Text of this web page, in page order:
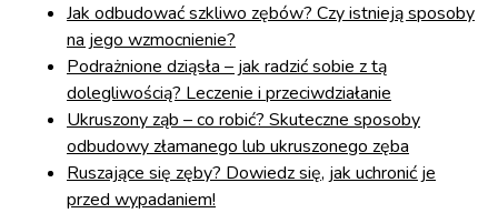
Jak odbudować szkliwo zębów? Czy istnieją sposoby
na jego wzmocnienie?
Podrażnione dziąsła – jak radzić sobie z tą
dolegliwością? Leczenie i przeciwdziałanie
Ukruszony ząb – co robić? Skuteczne sposoby
odbudowy złamanego lub ukruszonego zęba
Ruszające się zęby? Dowiedz się, jak uchronić je
przed wypadaniem!